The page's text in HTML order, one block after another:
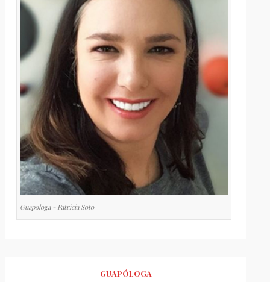
Guapologa - Patricia Soto
GUAPÓLOGA